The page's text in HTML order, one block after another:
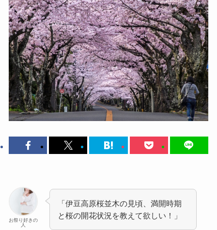
お祭り好きの
人
「伊豆高原桜並木の見頃、満開時期
と桜の開花状況を教えて欲しい！」